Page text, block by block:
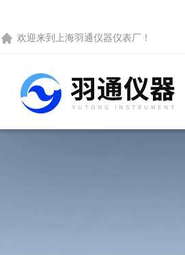
欢迎来到 上海羽通仪器仪表厂 ！